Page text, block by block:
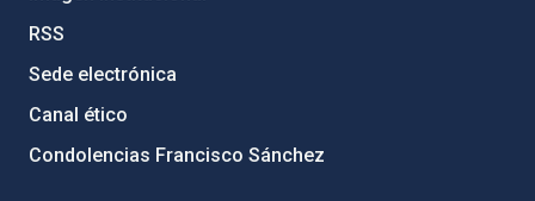
RSS
Sede electrónica
Canal ético
Condolencias Francisco Sánchez